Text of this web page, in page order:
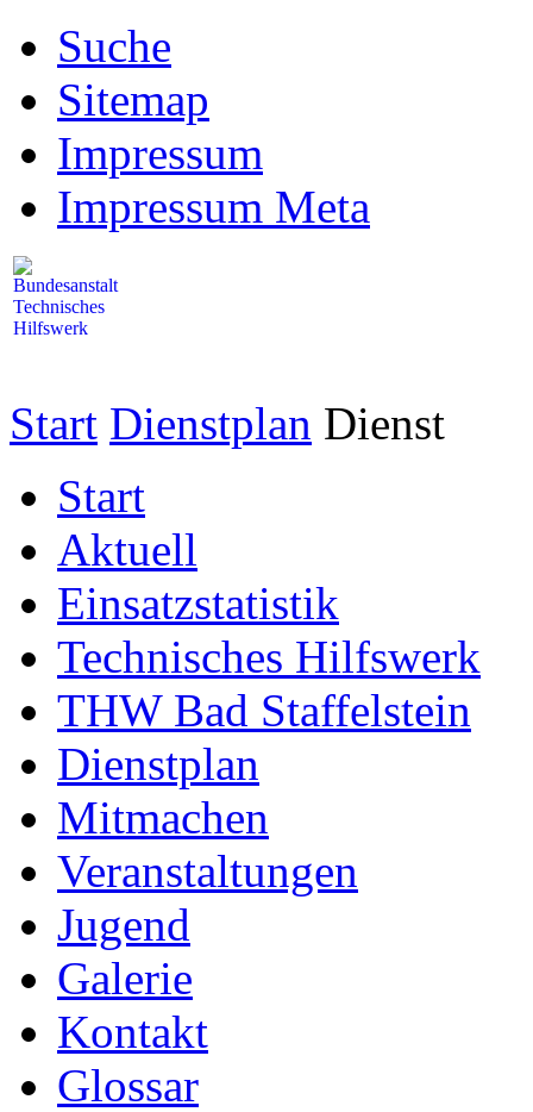
Suche
Sitemap
Impressum
Impressum Meta
Start Dienstplan Dienst
Start
Aktuell
Einsatzstatistik
Technisches Hilfswerk
THW Bad Staffelstein
Dienstplan
Mitmachen
Veranstaltungen
Jugend
Galerie
Kontakt
Glossar